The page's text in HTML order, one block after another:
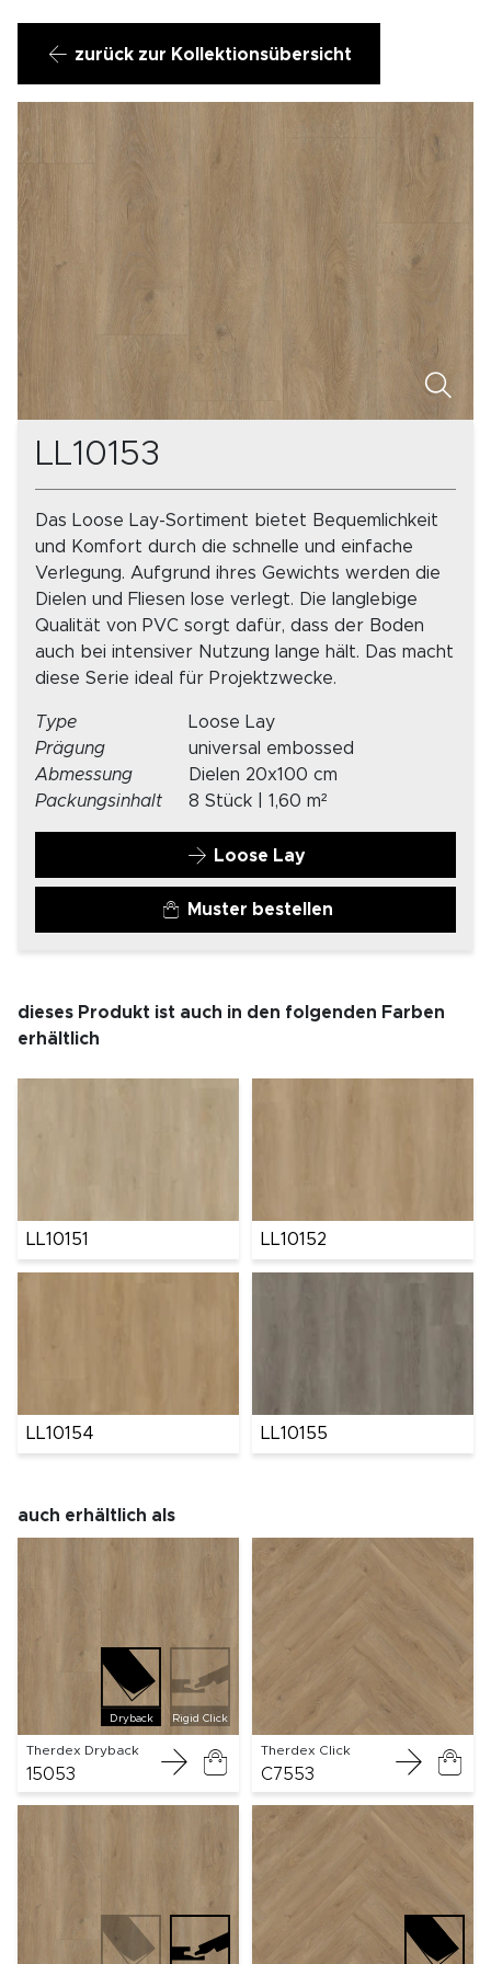
zurück zur Kollektionsübersicht
LL10153
Das Loose Lay-Sortiment bietet Bequemlichkeit
und Komfort durch die schnelle und einfache
Verlegung. Aufgrund ihres Gewichts werden die
Dielen und Fliesen lose verlegt. Die langlebige
Qualität von PVC sorgt dafür, dass der Boden
auch bei intensiver Nutzung lange hält. Das macht
diese Serie ideal für Projektzwecke.
Type
Loose Lay
Prägung
universal embossed
Abmessung
Dielen 20x100 cm
Packungsinhalt
8 Stück | 1,60 m²
Loose Lay
Muster bestellen
dieses Produkt ist auch in den folgenden Farben
erhältlich
LL10151 LL10152
LL10154 LL10155
auch erhältlich als
Dryback Rigid Click
Therdex Dryback
15053
Therdex Click
C7553